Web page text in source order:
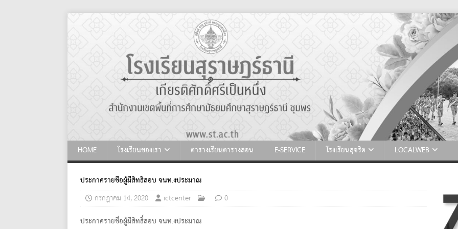
HOME โรงเรียนของเรา ตารางเรียนตารางสอน E-SERVICE โรงเรียนสุจริต LOCALWEB
ประกาศรายชื่อผู้มีสิทธิ์สอบ จนท.งประมาณ
กรกฎาคม 14, 2020
ictcenter
0
ประกาศรายชื่อผู้มีสิทธิ์สอบ จนท.งประมาณ